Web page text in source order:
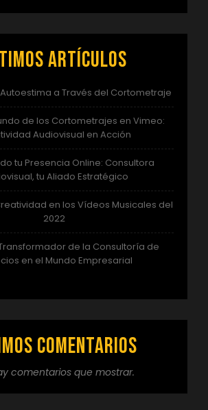
artículos
a Través del Cortometraje
de los Cortometrajes en Vimeo:
Audiovisual en Acción
tu Presencia Online: Consultora
tu Aliado Estratégico
en los Vídeos Musicales del
2022
de la Consultoría de
en el Mundo Empresarial
comentarios
comentarios que mostrar.